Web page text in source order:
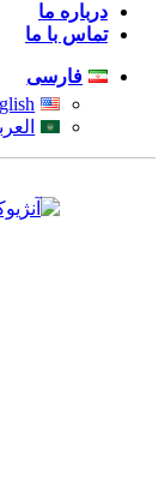
درباره ما
تماس با ما
فارسی
English
العربية